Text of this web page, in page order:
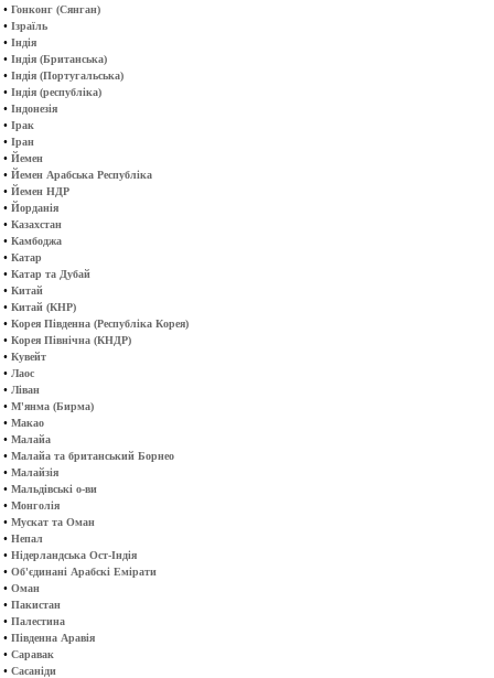
• Гонконг (Сянган)
• Ізраїль
• Індія
• Індія (Британська)
• Індія (Португальська)
• Індія (республіка)
• Індонезія
• Ірак
• Іран
• Йемен
• Йемен Арабська Республіка
• Йемен НДР
• Йорданія
• Казахстан
• Камбоджа
• Катар
• Катар та Дубай
• Китай
• Китай (КНР)
• Корея Південна (Республіка Корея)
• Корея Північна (КНДР)
• Кувейт
• Лаос
• Ліван
• М'янма (Бирма)
• Макао
• Малайа
• Малайа та британський Борнео
• Малайзія
• Мальдівські о-ви
• Монголія
• Мускат та Оман
• Непал
• Нідерландська Ост-Індія
• Об'єдинані Арабскі Емірати
• Оман
• Пакистан
• Палестина
• Південна Аравія
• Саравак
• Сасаніди